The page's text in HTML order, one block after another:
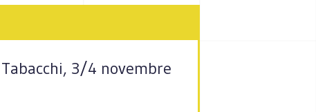
3/4 novembre